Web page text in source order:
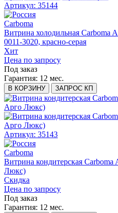
Артикул: 35144
Carboma
Витрина холодильная
0011-3020, красно-серая
Хит
Цена по запросу
Под заказ
Гарантия: 12 мес.
В КОРЗИНУ ЗАПРОС КП
Артикул: 35143
Carboma
Витрина кондитерская
Люкс)
Скидка
Цена по запросу
Под заказ
Гарантия: 12 мес.